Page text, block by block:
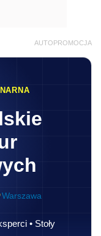
AUTOPROMOCJA
Warszawa
• Stoły